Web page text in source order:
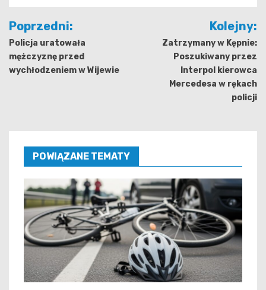
Nawigacja
wpisu
Poprzedni:
Policja uratowała
mężczyznę przed
wychłodzeniem w Wijewie
Kolejny:
Zatrzymany w Kępnie:
Poszukiwany przez
Interpol kierowca
Mercedesa w rękach
policji
POWIĄZANE TEMATY